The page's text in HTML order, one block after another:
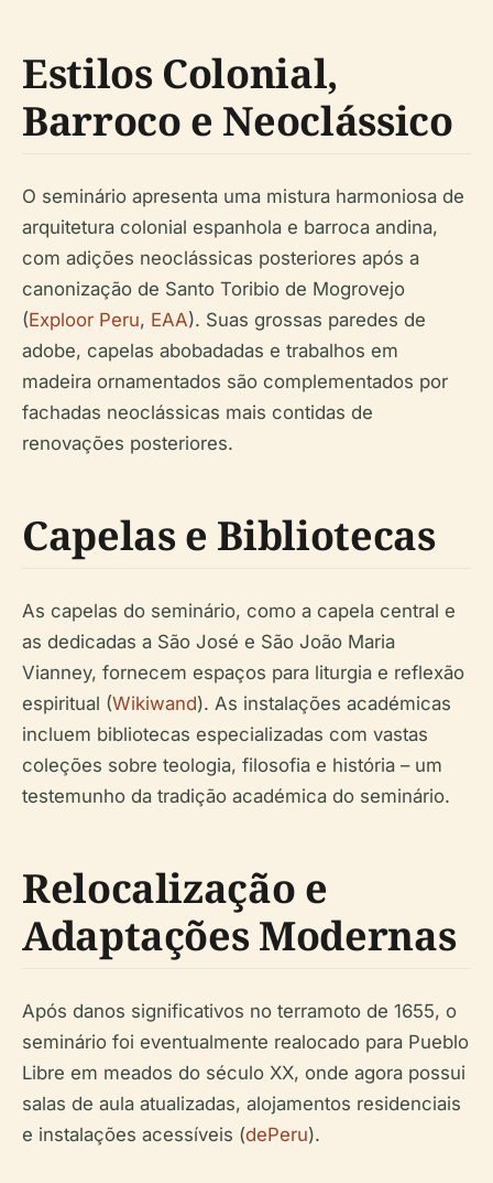
Estilos Colonial,
Barroco e Neoclássico
O seminário apresenta uma mistura harmoniosa de
arquitetura colonial espanhola e barroca andina,
com adições neoclássicas posteriores após a
canonização de Santo Toribio de Mogrovejo
(Exploor Peru, EAA). Suas grossas paredes de
adobe, capelas abobadadas e trabalhos em
madeira ornamentados são complementados por
fachadas neoclássicas mais contidas de
renovações posteriores.
Capelas e Bibliotecas
As capelas do seminário, como a capela central e
as dedicadas a São José e São João Maria
Vianney, fornecem espaços para liturgia e reflexão
espiritual (Wikiwand). As instalações académicas
incluem bibliotecas especializadas com vastas
coleções sobre teologia, filosofia e história – um
testemunho da tradição académica do seminário.
Relocalização e
Adaptações Modernas
Após danos significativos no terramoto de 1655, o
seminário foi eventualmente realocado para Pueblo
Libre em meados do século XX, onde agora possui
salas de aula atualizadas, alojamentos residenciais
e instalações acessíveis (dePeru).